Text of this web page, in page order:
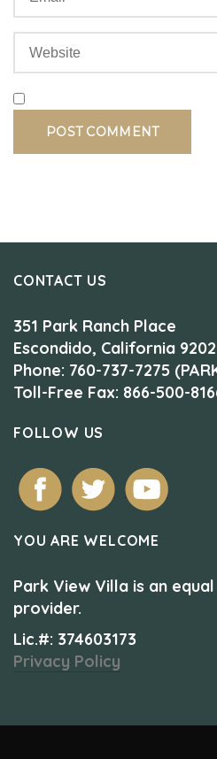
CONTACT US
351 Park Ranch Place
Escondido, California
Phone: 760-737-7275
Toll-Free Fax: 866-500-
FOLLOW US
YOU ARE WELCOME
Park View Villa is an
provider.
Lic.#: 374603173
Privacy Policy